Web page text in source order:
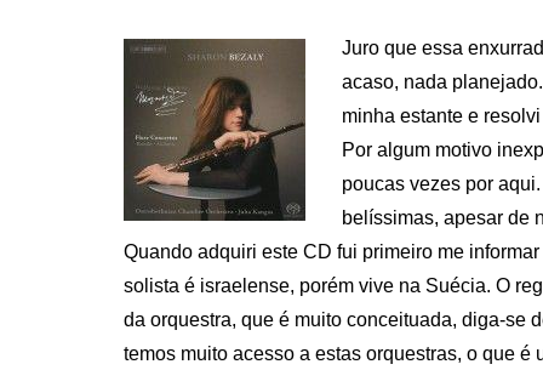
Juro que essa
acaso, nada
minha estante e
Por algum motivo
poucas vezes por
belíssimas, apesar de
Quando adquiri este CD fui primeiro me
solista é israelense, porém vive na Suécia. O
da orquestra, que é muito conceituada, diga-se
temos muito acesso a estas orquestras, o que é